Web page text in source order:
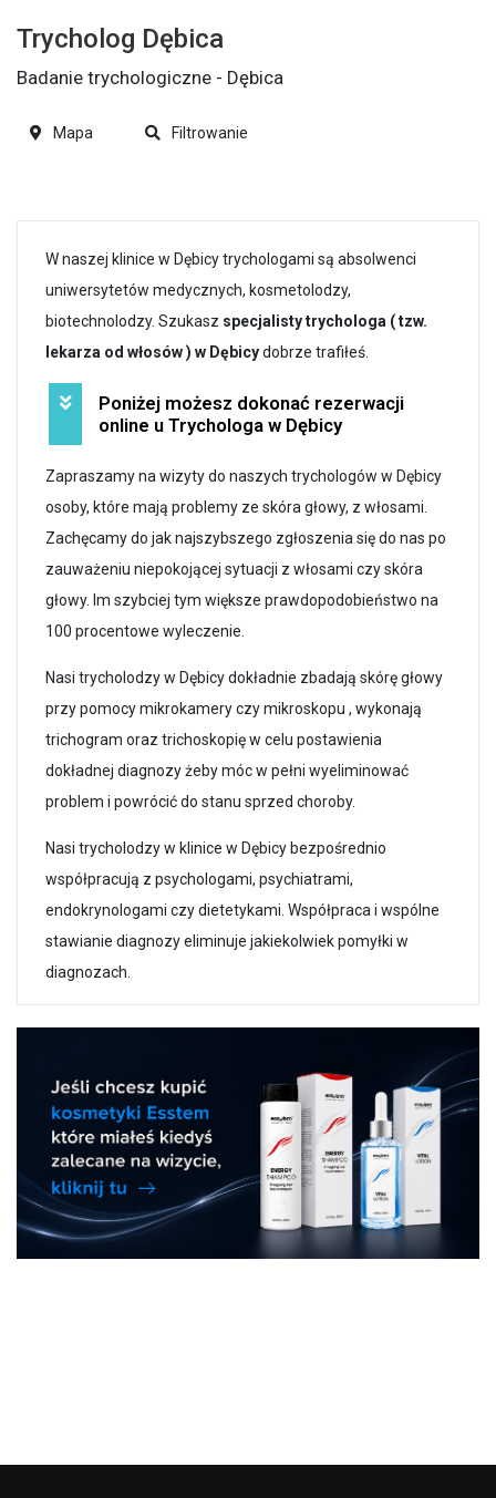
W naszej klinice w Dębicy trychologami są absolwenci
uniwersytetów medycznych, kosmetolodzy,
biotechnolodzy. Szukasz specjalisty trychologa ( tzw.
lekarza od włosów ) w Dębicydobrze trafiłeś.
Poniżej możesz dokonać rezerwacji
online u Trychologa w Dębicy
Zapraszamy na wizyty do naszych trychologów w Dębicy
osoby, które mają problemy ze skóra głowy, z włosami.
Zachęcamy do jak najszybszego zgłoszenia się do nas po
zauważeniu niepokojącej sytuacji z włosami czy skóra
głowy. Im szybciej tym większe prawdopodobieństwo na
100 procentowe wyleczenie.
Nasi trycholodzy w Dębicy dokładnie zbadają skórę głowy
przy pomocy mikrokamery czy mikroskopu , wykonają
trichogram oraz trichoskopię w celu postawienia
dokładnej diagnozy żeby móc w pełni wyeliminować
problem i powrócić do stanu sprzed choroby.
Nasi trycholodzy w klinice w Dębicy bezpośrednio
współpracują z psychologami, psychiatrami,
endokrynologami czy dietetykami. Współpraca i wspólne
stawianie diagnozy eliminuje jakiekolwiek pomyłki w
diagnozach.
Trycholog Dębica
Badanie trychologiczne - Dębica
Mapa Filtrowanie